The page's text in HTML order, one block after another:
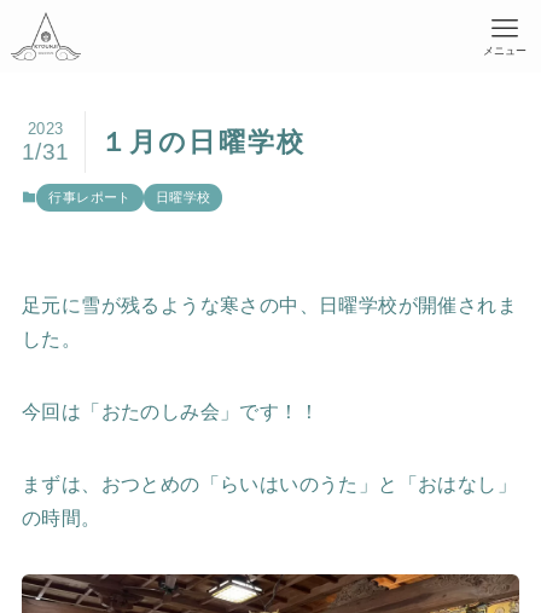
メニュー
１月の日曜学校
2023
1/31
行事レポート 日曜学校
足元に雪が残るような寒さの中、日曜学校が開催されま
した。
今回は「おたのしみ会」です！！
まずは、おつとめの「らいはいのうた」と「おはなし」
の時間。